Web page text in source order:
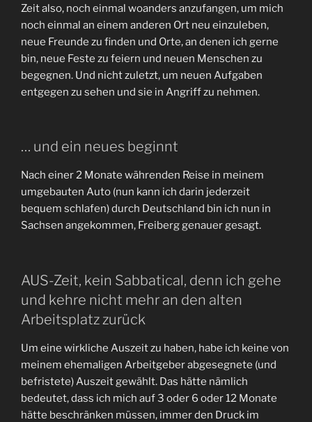
Zeit also, noch einmal woanders anzufangen, um mich
noch einmal an einem anderen Ort neu einzuleben,
neue Freunde zu finden und Orte, an denen ich gerne
bin, neue Feste zu feiern und neuen Menschen zu
begegnen. Und nicht zuletzt, um neuen Aufgaben
entgegen zu sehen und sie in Angriff zu nehmen.
… und ein neues beginnt
Nach einer 2 Monate währenden Reise in meinem
umgebauten Auto (nun kann ich darin jederzeit
bequem schlafen) durch Deutschland bin ich nun in
Sachsen angekommen, Freiberg genauer gesagt.
AUS-Zeit, kein Sabbatical, denn ich gehe
und kehre nicht mehr an den alten
Arbeitsplatz zurück
Um eine wirkliche Auszeit zu haben, habe ich keine von
meinem ehemaligen Arbeitgeber abgesegnete (und
befristete) Auszeit gewählt. Das hätte nämlich
bedeutet, dass ich mich auf 3 oder 6 oder 12 Monate
hätte beschränken müssen, immer den Druck im